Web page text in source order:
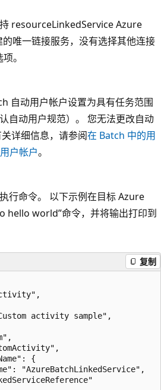
resourceLinkedService Azure
唯一链接服务，没有选择其他连接
。
自动用户帐户设置为具有任务范围
自动用户规范）。 您无法更改自动
详细信息，请参阅在 Batch 中的用
户帐户。
行命令。 以下示例在目标 Azure
hello world”命令，并将输出打印到
复制
activity sample",
{
"AzureBatchLinkedService",